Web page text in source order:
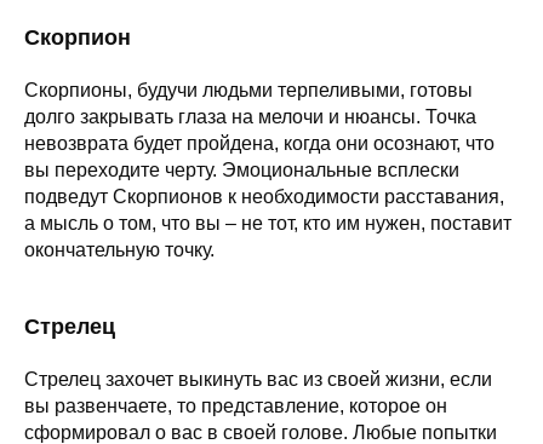
Скорпион
Скорпионы, будучи людьми терпеливыми, готовы
долго закрывать глаза на мелочи и нюансы. Точка
невозврата будет пройдена, когда они осознают, что
вы переходите черту. Эмоциональные всплески
подведут Скорпионов к необходимости расставания,
а мысль о том, что вы – не тот, кто им нужен, поставит
окончательную точку.
Стрелец
Стрелец захочет выкинуть вас из своей жизни, если
вы развенчаете, то представление, которое он
сформировал о вас в своей голове. Любые попытки